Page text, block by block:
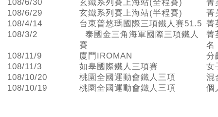
108/6/30
玄鐵系列賽上海站(全程賽)
菁
108/6/29
玄鐵系列賽上海站(半程賽)
菁
108/4/14
台東普悠瑪國際三項鐵人賽51.5 菁
108/3/2
泰國金三角海軍國際三項鐵人
賽
菁
名
108/11/9
廈門IROMAN
分
108/11/3
如皋國際鐵人三項賽
女
108/10/20 桃園全國運動會鐵人三項
混
108/10/19
桃園全國運動會鐵人三項 個